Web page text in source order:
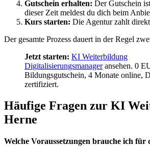
Gutschein erhalten: Der Gutschein
dieser Zeit meldest du dich beim
Kurs starten: Die Agentur zahlt
Der gesamte Prozess dauert in der Regel
Jetzt starten: KI Weiterbildung
Digitalisierungsmanageransehen. 0
Bildungsgutschein, 4 Monate online,
zertifiziert.
Häufige Fragen zur KI
Herne
Welche Voraussetzungen brauche ich für